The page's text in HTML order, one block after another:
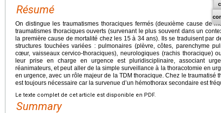
Résumé
On distingue les traumatismes thoraciques fermés (deuxième cause de
traumatismes thoraciques ouverts (survenant le plus souvent dans un
la première cause de mortalité chez les 15 à 34 ans). Ils se traduisent par
structures touchées variées : pulmonaires (plèvre, côtes, parenchyme
cœur, vaisseaux cervico-thoraciques), neurologiques (rachis thoracique)
leur prise en charge en urgence est pluridisciplinaire, associant
réanimateurs, et peut aller de la simple surveillance à la thoracotomie en
en urgence, avec un rôle majeur de la TDM thoracique. Chez le traumatisé
est toujours nécessaire car la survenue d’un hémothorax secondaire est
Le texte complet de cet article est disponible en PDF.
Summary